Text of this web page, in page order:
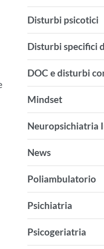
Disturbi psicotici
Disturbi specifici
DOC e disturbi
Mindset
Neuropsichiatria
News
Poliambulatorio
Psichiatria
Psicogeriatria